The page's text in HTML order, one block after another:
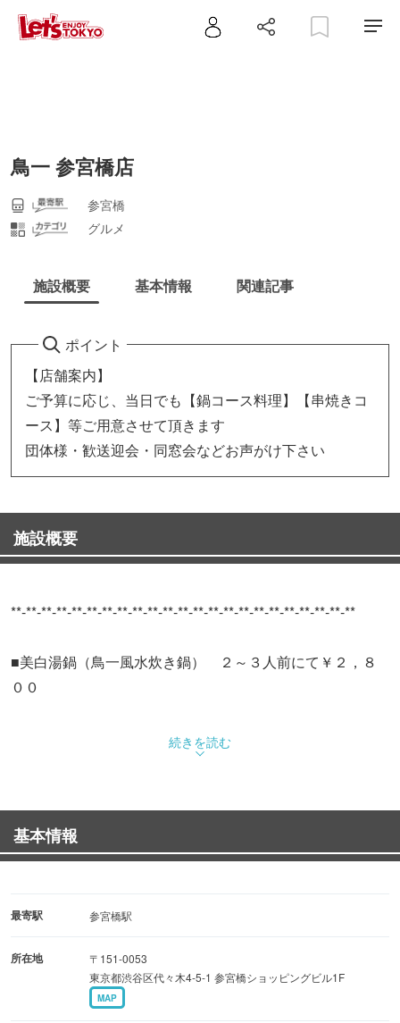
鳥一 参宮橋店
参宮橋
グルメ
施設概要 基本情報 関連記事
ポイント
【店舗案内】
ご予算に応じ、当日でも【鍋コース料理】【串焼きコ
ース】等ご用意させて頂きます
団体様・歓送迎会・同窓会などお声がけ下さい
施設概要
**-**-**-**-**-**-**-**-**-**-**-**-**-**-**-**-**-**-**-**-**-**-**
■美白湯鍋（鳥一風水炊き鍋） ２～３人前にて￥２，８
００
由来・・・お肌に必要なコラーゲンをタップりと凝縮させ
されました
鶏肉卸売問屋の直営店。
ル
配合飼料で育て厳しい規格を満たしたものだけを厳選し、
差別化することで常に高品質を保っています。
続きを読む
基本情報
最寄駅 参宮橋駅
所在地
〒151-0053
東京都渋谷区代々木4-5-1 参宮橋ショッピングビル1F
MAP